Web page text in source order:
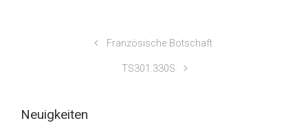
Französische Botschaft
TS301.330S
Neuigkeiten